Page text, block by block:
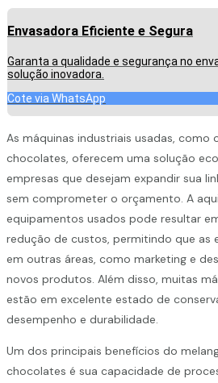
Envasadora Eficiente e Segura
Garanta a qualidade e segurança no
solução inovadora.
Cote via WhatsApp
As máquinas industriais usadas, como
chocolates, oferecem uma solução
empresas que desejam expandir sua
sem comprometer o orçamento. A
equipamentos usados pode resultar
redução de custos, permitindo que as
em outras áreas, como marketing e
novos produtos. Além disso, muitas
estão em excelente estado de
desempenho e durabilidade.
Um dos principais benefícios do
chocolates é sua capacidade de